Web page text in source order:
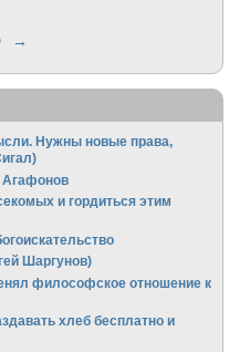
→
Нужны новые права,
Агафонов
и гордиться этим
Шаргунов)
философское отношение к
хлеб бесплатно и